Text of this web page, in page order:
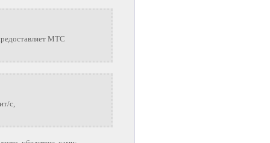
МТС
с,